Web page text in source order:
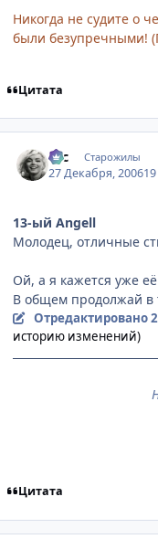
Никогда не судите о
были безупречными!
Цитата
asc Старожилы
27 Декабря, 200619
13-ый Angell
Молодец, отличные
Ой, а я кажется уже
В общем продолжай в
Отредактировано
историю изменений)
Цитата